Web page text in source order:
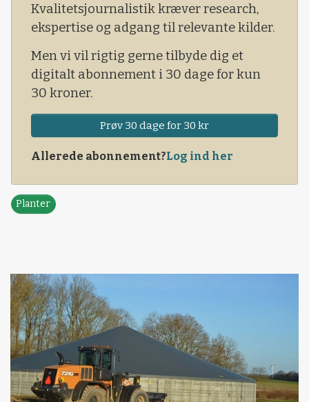
Kvalitetsjournalistik kræver research,
ekspertise og adgang til relevante kilder.
Men vi vil rigtig gerne tilbyde dig et
digitalt abonnement i 30 dage for kun
30 kroner.
Prøv 30 dage for 30 kr
Allerede abonnement?Log ind her
Planter